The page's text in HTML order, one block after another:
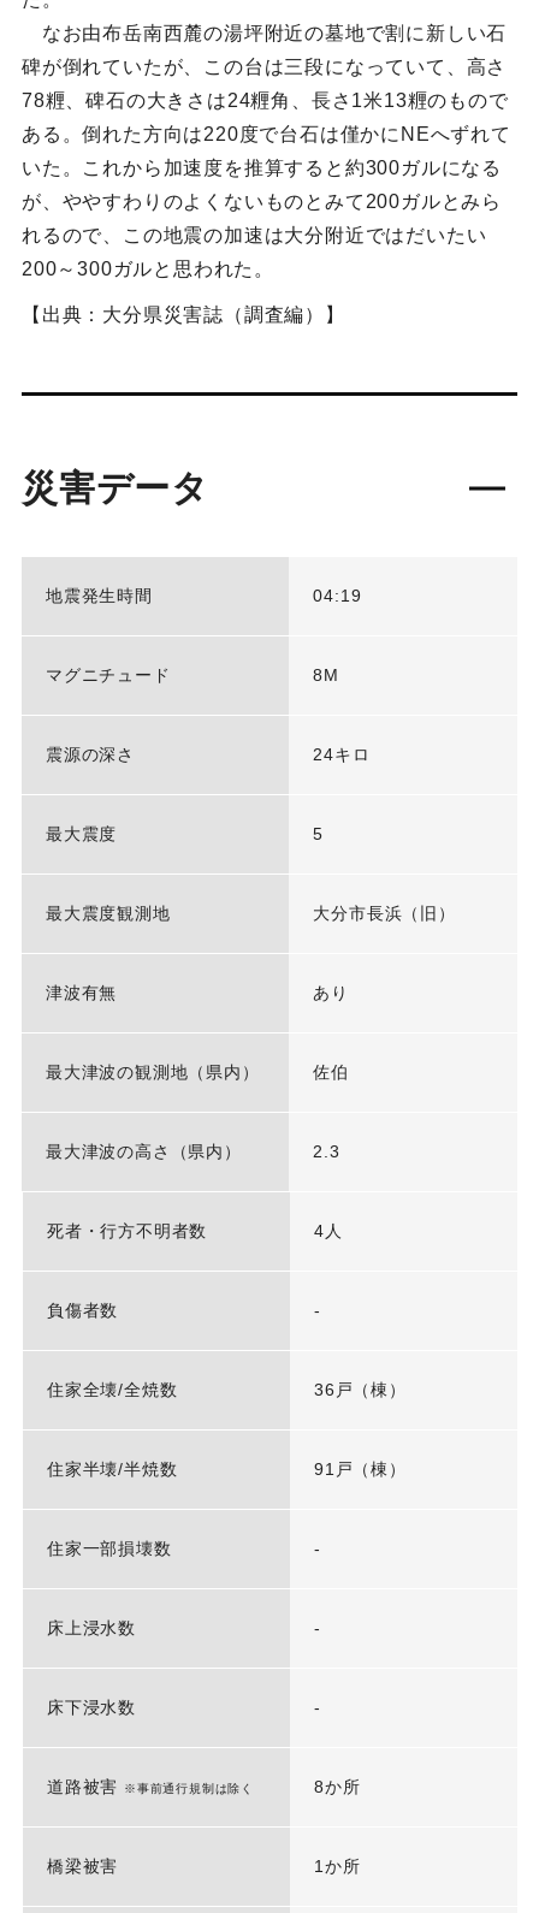
なお由布岳南西麓の湯坪附近の墓地で割に新しい石
碑が倒れていたが、この台は三段になっていて、高さ
78糎、碑石の大きさは24糎角、長さ1米13糎のもので
ある。倒れた方向は220度で台石は僅かにNEへずれて
いた。これから加速度を推算すると約300ガルになる
が、ややすわりのよくないものとみて200ガルとみら
れるので、この地震の加速は大分附近ではだいたい
200～300ガルと思われた。
【出典：大分県災害誌（調査編）】
災害データ
地震発生時間 04:19
マグニチュード 8M
震源の深さ 24キロ
最大震度 5
最大震度観測地 大分市長浜（旧）
津波有無 あり
最大津波の観測地（県内） 佐伯
最大津波の高さ（県内） 2.3
死者・行方不明者数 4人
負傷者数 -
住家全壊/全焼数 36戸（棟）
住家半壊/半焼数 91戸（棟）
住家一部損壊数 -
床上浸水数 -
床下浸水数 -
道路被害 ※事前通行規制は除く 8か所
橋梁被害 1か所